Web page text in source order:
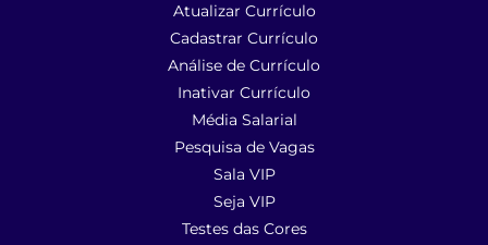
Atualizar Currículo
Cadastrar Currículo
Análise de Currículo
Inativar Currículo
Média Salarial
Pesquisa de Vagas
Sala VIP
Seja VIP
Testes das Cores